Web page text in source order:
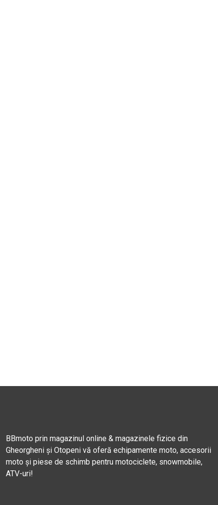
BBmoto prin magazinul online & magazinele fizice din
Gheorgheni și Otopeni vă oferă echipamente moto, accesorii
moto și piese de schimb pentru motociclete, snowmobile,
ATV-uri!